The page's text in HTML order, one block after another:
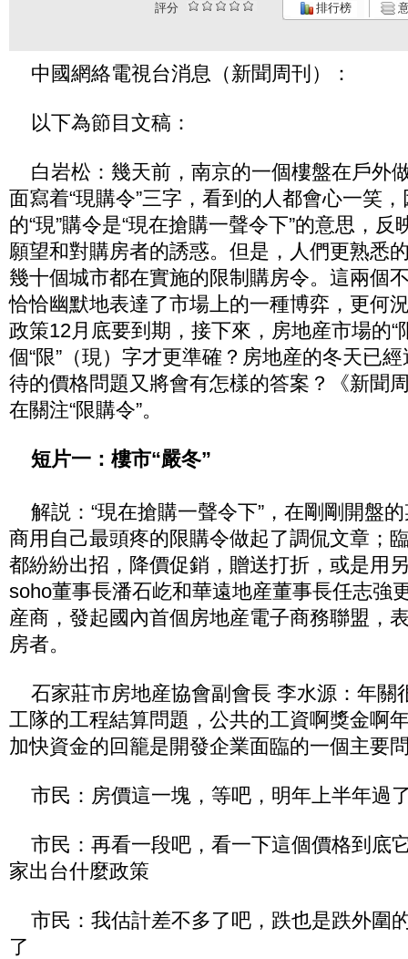
評分 排行榜
中國網絡電視台消息（新聞周刊）：
以下為節目文稿：
白岩松：幾天前，南京的一個樓盤在戶外
面寫着“現購令”三字，看到的人都會心一笑
的“現”購令是“現在搶購一聲令下”的意思，
願望和對購房者的誘惑。但是，人們更熟悉
幾十個城市都在實施的限制購房令。這兩個
恰恰幽默地表達了市場上的一種博弈，更何
政策12月底要到期，接下來，房地産市場的“
個“限”（現）字才更準確？房地産的冬天已
待的價格問題又將會有怎樣的答案？《新聞
在關注“限購令”。
短片一：樓市“嚴冬”
解説：“現在搶購一聲令下”，在剛剛開盤
商用自己最頭疼的限購令做起了調侃文章；
都紛紛出招，降價促銷，贈送打折，或是用
soho董事長潘石屹和華遠地産董事長任志強
産商，發起國內首個房地産電子商務聯盟，
房者。
石家莊市房地産協會副會長 李水源：年關
工隊的工程結算問題，公共的工資啊獎金啊
加快資金的回籠是開發企業面臨的一個主要
市民：房價這一塊，等吧，明年上半年過
市民：再看一段吧，看一下這個價格到底
家出台什麼政策
市民：我估計差不多了吧，跌也是跌外圍
了